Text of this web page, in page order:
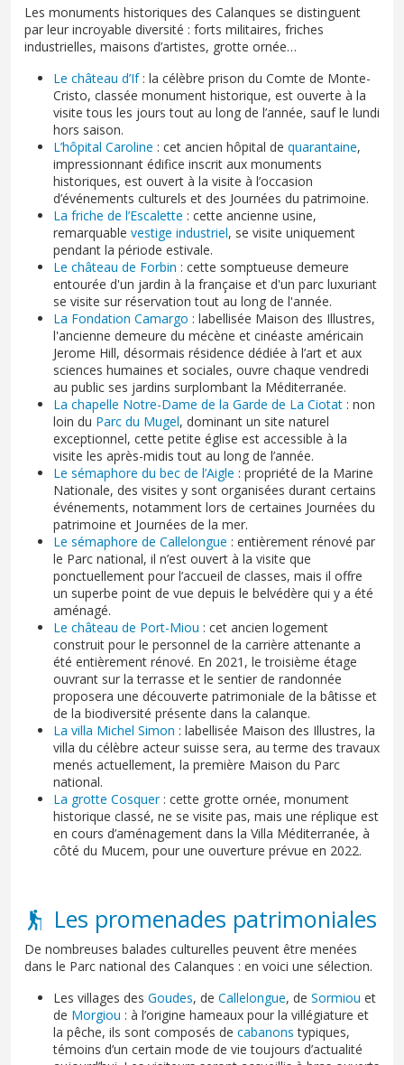
Les monuments historiques des Calanques se distinguent
par leur incroyable diversité : forts militaires, friches
industrielles, maisons d’artistes, grotte ornée…
Le château d’If: la célèbre prison du Comte de Monte-
Cristo, classée monument historique, est ouverte à la
visite tous les jours tout au long de l’année, sauf le lundi
hors saison.
L’hôpital Caroline : cet ancien hôpital de quarantaine,
impressionnant édifice inscrit aux monuments
historiques, est ouvert à la visite à l’occasion
d’événements culturels et des Journées du patrimoine.
La friche de l’Escalette : cette ancienne usine,
remarquable vestige industriel, se visite uniquement
pendant la période estivale.
Le château de Forbin : cette somptueuse demeure
entourée d'un jardin à la française et d'un parc luxuriant
se visite sur réservation tout au long de l'année.
La Fondation Camargo : labellisée Maison des Illustres,
l'ancienne demeure du mécène et cinéaste américain
Jerome Hill, désormais résidence dédiée à l’art et aux
sciences humaines et sociales, ouvre chaque vendredi
au public ses jardins surplombant la Méditerranée.
La chapelle Notre-Dame de la Garde de La Ciotat : non
loin du Parc du Mugel, dominant un site naturel
exceptionnel, cette petite église est accessible à la
visite les après-midis tout au long de l’année.
Le sémaphore du bec de l’Aigle : propriété de la Marine
Nationale, des visites y sont organisées durant certains
événements, notamment lors de certaines Journées du
patrimoine et Journées de la mer.
Le sémaphore de Callelongue : entièrement rénové par
le Parc national, il n’est ouvert à la visite que
ponctuellement pour l’accueil de classes, mais il offre
un superbe point de vue depuis le belvédère qui y a été
aménagé.
Le château de Port-Miou : cet ancien logement
construit pour le personnel de la carrière attenante a
été entièrement rénové. En 2021, le troisième étage
ouvrant sur la terrasse et le sentier de randonnée
proposera une découverte patrimoniale de la bâtisse et
de la biodiversité présente dans la calanque.
La villa Michel Simon : labellisée Maison des Illustres, la
villa du célèbre acteur suisse sera, au terme des travaux
menés actuellement, la première Maison du Parc
national.
La grotte Cosquer: cette grotte ornée, monument
historique classé, ne se visite pas, mais une réplique est
en cours d’aménagement dans la Villa Méditerranée, à
côté du Mucem, pour une ouverture prévue en 2022.
Les promenades patrimoniales
De nombreuses balades culturelles peuvent être menées
dans le Parc national des Calanques : en voici une sélection.
Les villages des Goudes, de Callelongue, de Sormiou et
de Morgiou : à l’origine hameaux pour la villégiature et
la pêche, ils sont composés de cabanons typiques,
témoins d’un certain mode de vie toujours d’actualité